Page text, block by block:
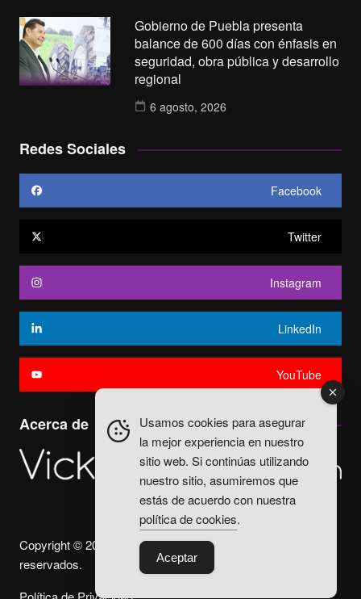
Gobierno de Puebla presenta
balance de 600 días con énfasis en
seguridad, obra pública y desarrollo
regional
6 agosto, 2026
Redes Sociales
Facebook
Twitter
Instagram
LinkedIn
YouTube
Acerca de
Copyright © 2025. Vicky Fuentes Todos los derechos
reservados.
Usamos cookies para asegurar
la mejor experiencia en nuestro
sitio web. Si continúas utilizando
nuestro sitio, asumiremos que
estás de acuerdo con nuestra
política de cookies.
Aceptar